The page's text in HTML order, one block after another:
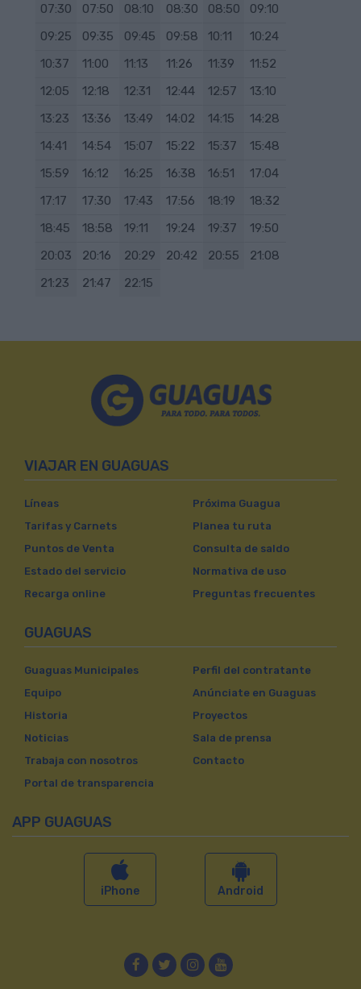
07:30 07:50 08:10 08:30 08:50
09:10
09:25
09:35 09:45 09:58 10:11
10:24
10:37
11:00 11:13 11:26 11:39
11:52
12:05
12:18 12:31 12:44 12:57
13:10
13:23
13:36 13:49 14:02 14:15
14:28
14:41
14:54 15:07 15:22 15:37
15:48
15:59
16:12 16:25 16:38 16:51
17:04
17:17
17:30 17:43 17:56 18:19
18:32
18:45
18:58 19:11 19:24 19:37
19:50
20:03
20:16 20:29 20:42 20:55
21:08
21:23
21:47 22:15
VIAJAR EN GUAGUAS
Líneas
Tarifas y Carnets
Puntos de Venta
Estado del servicio
Recarga online
Próxima Guagua
Planea tu ruta
Consulta de saldo
Normativa de uso
Preguntas frecuentes
GUAGUAS
Guaguas Municipales
Equipo
Historia
Noticias
Trabaja con nosotros
Portal de transparencia
Perfil del contratante
Anúnciate en Guaguas
Proyectos
Sala de prensa
Contacto
APP GUAGUAS
iPhone Android
FacebookTwitterInstagram
YouTube